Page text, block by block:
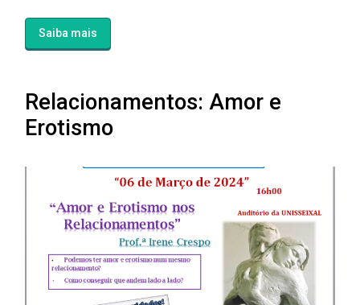
Saiba mais
Relacionamentos: Amor e
Erotismo